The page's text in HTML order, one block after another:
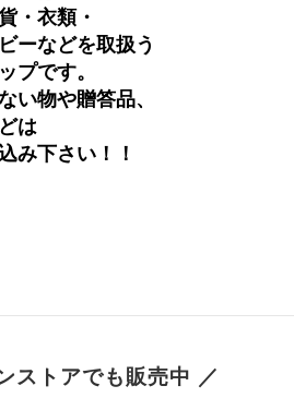
・衣類・
ーなどを取扱う
プです。
い物や贈答品、
は
み下さい！！
ストアでも販売中 ／